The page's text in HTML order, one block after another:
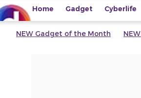
Home Gadget Cyberlife
NEW Gadget of the Month NEW